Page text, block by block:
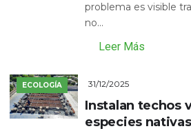
problema es visible
no...
Leer Más
ECOLOGÍA 31/12/2025
Instalan techos
especies nativas